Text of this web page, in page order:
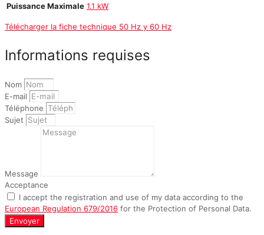
Puissance Maximale 1.1 kW
Télécharger la fiche technique 50 Hz y 60 Hz
Informations requises
Nom
E-mail
Téléphone
Sujet
Message
Acceptance
I accept the registration and use of my data according to the
European Regulation 679/2016 for the Protection of Personal Data.
Envoyer